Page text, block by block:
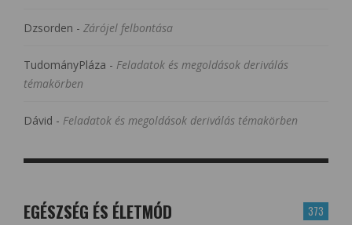
Dzsorden - Zárójel felbontása
TudományPláza - Feladatok és megoldások deriválás
témakörben
Dávid - Feladatok és megoldások deriválás témakörben
373
EGÉSZSÉG ÉS ÉLETMÓD